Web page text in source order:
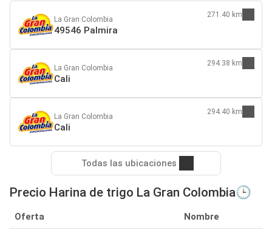
La Gran Colombia
49546 Palmira
271.40 km
La Gran Colombia
Cali
294.38 km
La Gran Colombia
Cali
294.40 km
Todas las ubicaciones
Precio Harina de trigo La Gran Colombia🕒
Oferta Nombre